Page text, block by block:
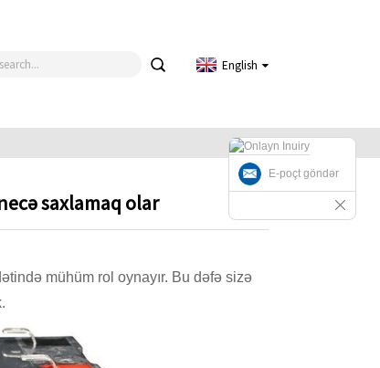
English
saxlamaq olar
mühüm rol oynayır. Bu dəfə sizə
E-poçt göndər